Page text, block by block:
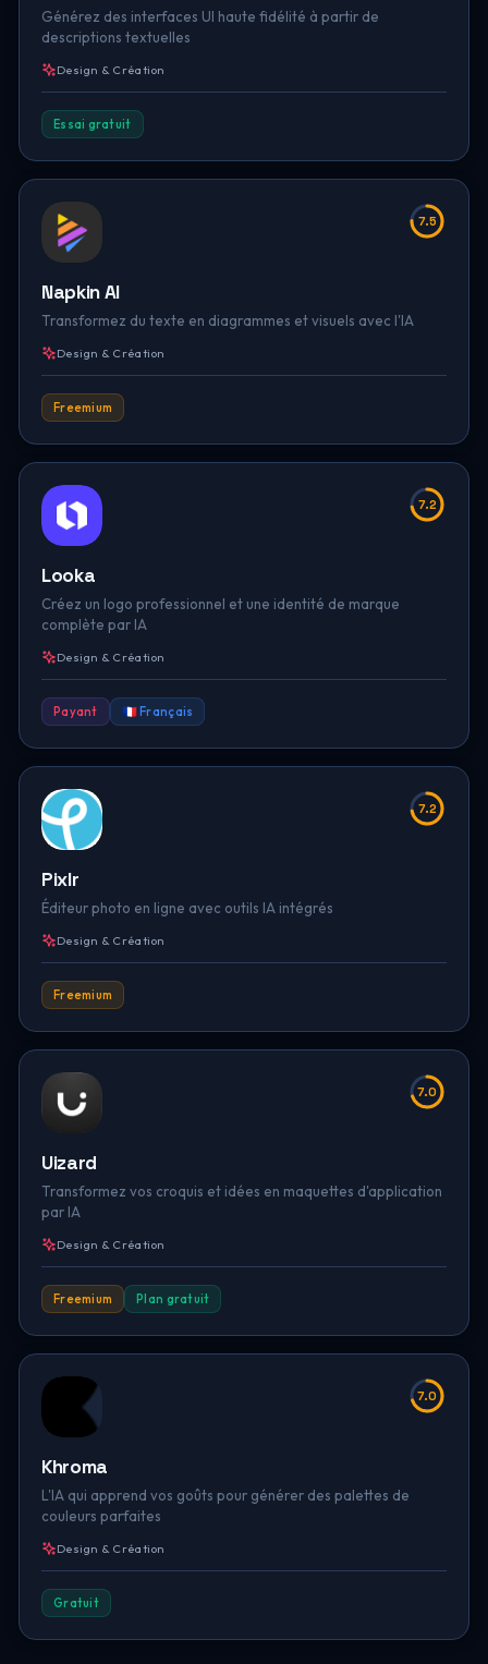
Générez des interfaces UI haute fidélité à partir de
descriptions textuelles
Design & Création
Essai gratuit
7.5
Napkin AI
Transformez du texte en diagrammes et visuels avec l'IA
Design & Création
Freemium
7.2
Looka
Créez un logo professionnel et une identité de marque
complète par IA
Design & Création
Payant 🇫🇷 Français
7.2
Pixlr
Éditeur photo en ligne avec outils IA intégrés
Design & Création
Freemium
7.0
Uizard
Transformez vos croquis et idées en maquettes d'application
par IA
Design & Création
Freemium Plan gratuit
7.0
Khroma
L'IA qui apprend vos goûts pour générer des palettes de
couleurs parfaites
Design & Création
Gratuit